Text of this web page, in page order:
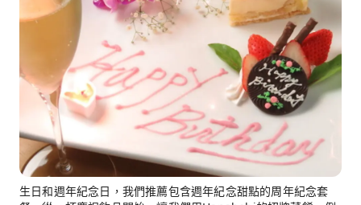
生日和週年紀念日，我們推薦包含週年紀念甜點的周年紀念套